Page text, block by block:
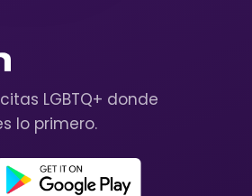
LGBTQ+ donde
lo primero.